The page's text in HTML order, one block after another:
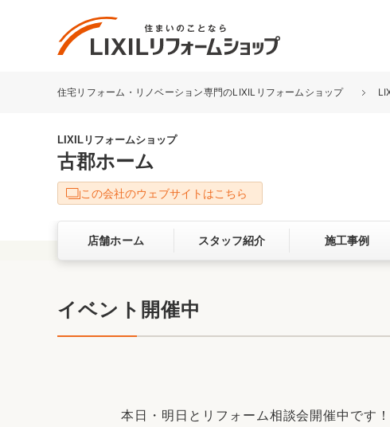
リフォーム事例を探す
キッチン
洗面化粧室 トイレ
ベランダ・バルコニー ガーデンスペー
LIXILリフォームショップについて
サービス向上・品質改善の取り組み
リフォームコンシェルジュ®
住宅リフォーム・リノベーション専門のLIXILリフォームショップ
LIXILリフォームショップ
古郡ホーム
この会社のウェブサイトはこちら
店舗ホーム スタッフ紹介 施工事例
イベント開催中
本日・明日とリフォーム相談会開催中です！